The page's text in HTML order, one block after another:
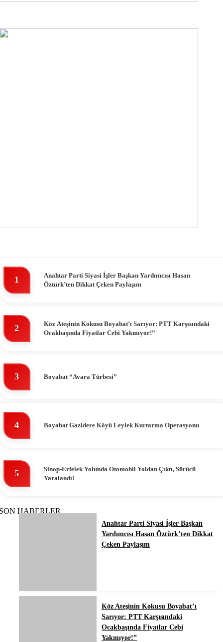
1
Anahtar Parti Siyasi İşler Başkan Yardımcısı Hasan
Öztürk’ten Dikkat Çeken Paylaşım
2
Köz Ateşinin Kokusu Boyabat’ı Sarıyor: PTT Karşısındaki
Ocakbaşında Fiyatlar Cebi Yakmıyor!”
3 Boyabat “Avara Türbesi”
4 Boyabat Gazidere Köyü Leylek Kurtarma Operasyonu
5
Sinop-Erfelek Yolunda Otomobil Yoldan Çıktı, Sürücü
Yaralandı!
HABERLER
Anahtar Parti Siyasi İşler Başkan
Yardımcısı Hasan Öztürk’ten Dikkat
Çeken Paylaşım
Köz Ateşinin Kokusu Boyabat’ı
Sarıyor: PTT Karşısındaki
Ocakbaşında Fiyatlar Cebi
Yakmıyor!”